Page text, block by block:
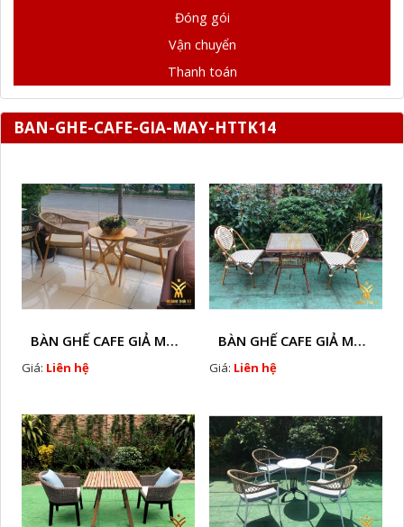
Đóng gói
Vận chuyển
Thanh toán
BAN-GHE-CAFE-GIA-MAY-HTTK14
BÀN GHẾ CAFE GIẢ MÂY HTT - L128A
Giá: Liên hệ
BÀN GHẾ CAFE GIẢ MÂY HTT - LS132
Giá: Liên hệ